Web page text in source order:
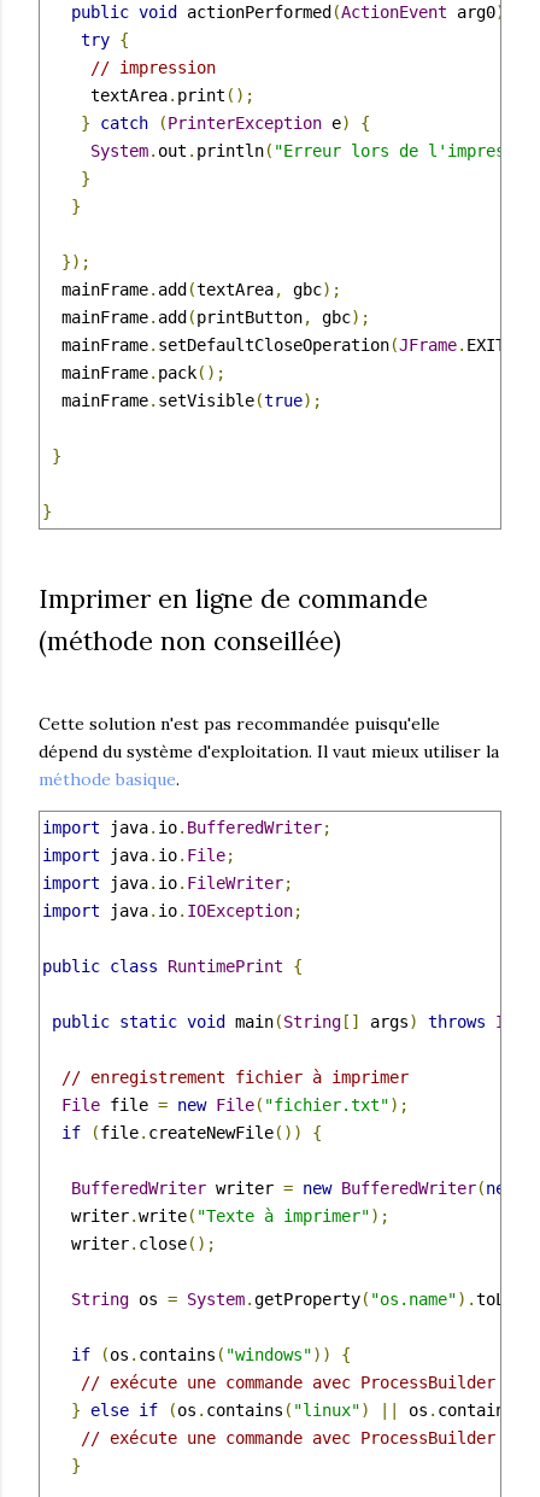
public void actionPerformed (ActionEvent arg0)
try {
// impression
     textArea
. print ();
}
catch (PrinterException e)
{
System. out . println( "Erreur lors de
}
}
});
  mainFrame
. add (textArea, gbc);
  mainFrame
. add (printButton, gbc);
  mainFrame
. setDefaultCloseOperation(JFrame.
  mainFrame
. pack();
  mainFrame
. setVisible(true);
}
}
Imprimer en ligne de commande
(méthode non conseillée)
Cette solution n'est pas recommandée puisqu'elle
dépend du système d'exploitation. Il vaut mieux utiliser la
méthode basique.
import java. io. BufferedWriter;
import java. io. File;
import java. io. FileWriter;
import java. io. IOException;
public class RuntimePrint {
public static void main(String [] args) throws
// enregistrement fichier à imprimer
File file = new File( "fichier.txt");
if
(file. createNewFile()) {
BufferedWriter writer = new BufferedWriter(new
   writer
.write( "Texte à imprimer");
   writer
. close();
String os = System.getProperty( "os.name").
if (os . contains ( "windows"))
{
// exécute une commande avec ProcessBuilder
}
else if (os . contains ( "linux") os . contains
// exécute une commande avec ProcessBuilder
}